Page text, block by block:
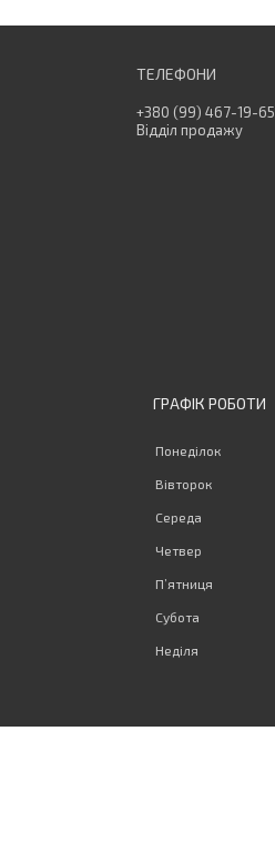
+380 (99) 467-19-65
Відділ продажу
ГРАФІК РОБОТИ
Понеділок
Вівторок
Середа
Четвер
Пʼятниця
Субота
Неділя